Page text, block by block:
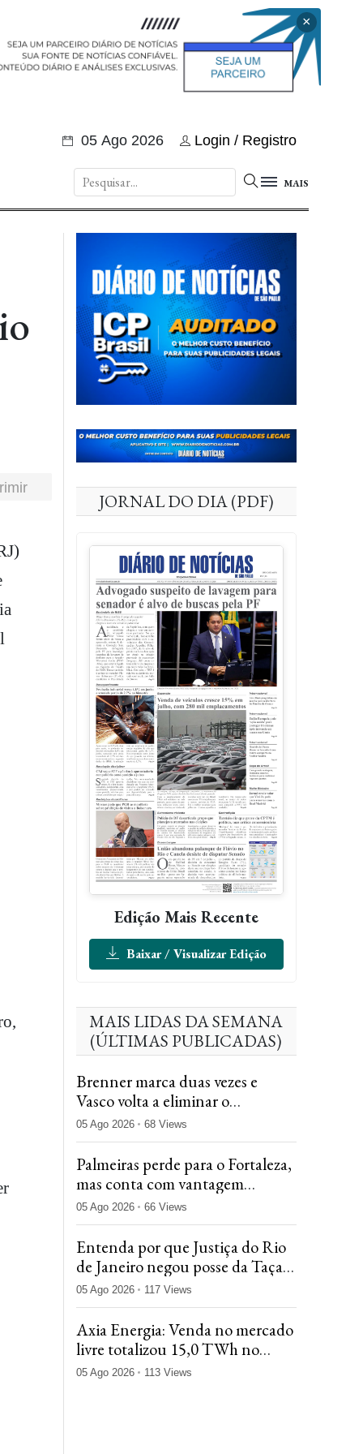
×
05 Ago 2026 Login / Registro
MAIS
JORNAL DO DIA (PDF)
Edição Mais Recente
Baixar / Visualizar Edição
MAIS LIDAS DA SEMANA
(ÚLTIMAS PUBLICADAS)
Brenner marca duas vezes e
Vasco volta a eliminar o
Fluminense na Copa do Brasil
05 Ago 2026 68 Views
Palmeiras perde para o Fortaleza,
mas conta com vantagem
agregada e avança na Copa do
Brasil
05 Ago 2026 66 Views
Entenda por que Justiça do Rio
de Janeiro negou posse da Taça
das Bolinhas ao Flamengo
05 Ago 2026 117 Views
Axia Energia: Venda no mercado
livre totalizou 15,0 TWh no
2tri26, queda de 9,7%
05 Ago 2026 113 Views